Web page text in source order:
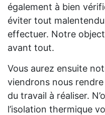
également à bien
éviter tout
effectuer. Notre
avant tout.
Vous aurez ensuite
viendrons nous
du travail à réaliser.
l’isolation thermique